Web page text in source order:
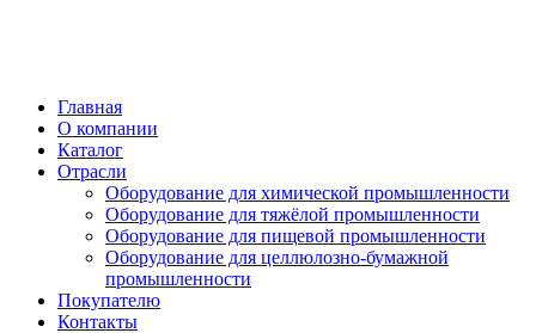
Главная
О компании
Каталог
Отрасли
Оборудование для химической промышленности
Оборудование для тяжёлой промышленности
Оборудование для пищевой промышленности
Оборудование для целлюлозно-бумажной
промышленности
Покупателю
Контакты